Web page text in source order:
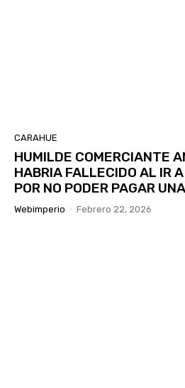
CARAHUE
HUMILDE COMERCIANTE
HABRIA FALLECIDO AL IR
POR NO PODER PAGAR
Webimperio - Febrero 22, 2026